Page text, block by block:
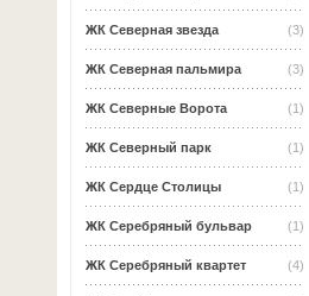
(3)
ЖК Северная звезда
(3)
ЖК Северная пальмира
(1)
ЖК Северные Ворота
(1)
ЖК Северный парк
(1)
ЖК Сердце Столицы
(1)
ЖК Серебряный бульвар
(4)
ЖК Серебряный квартет